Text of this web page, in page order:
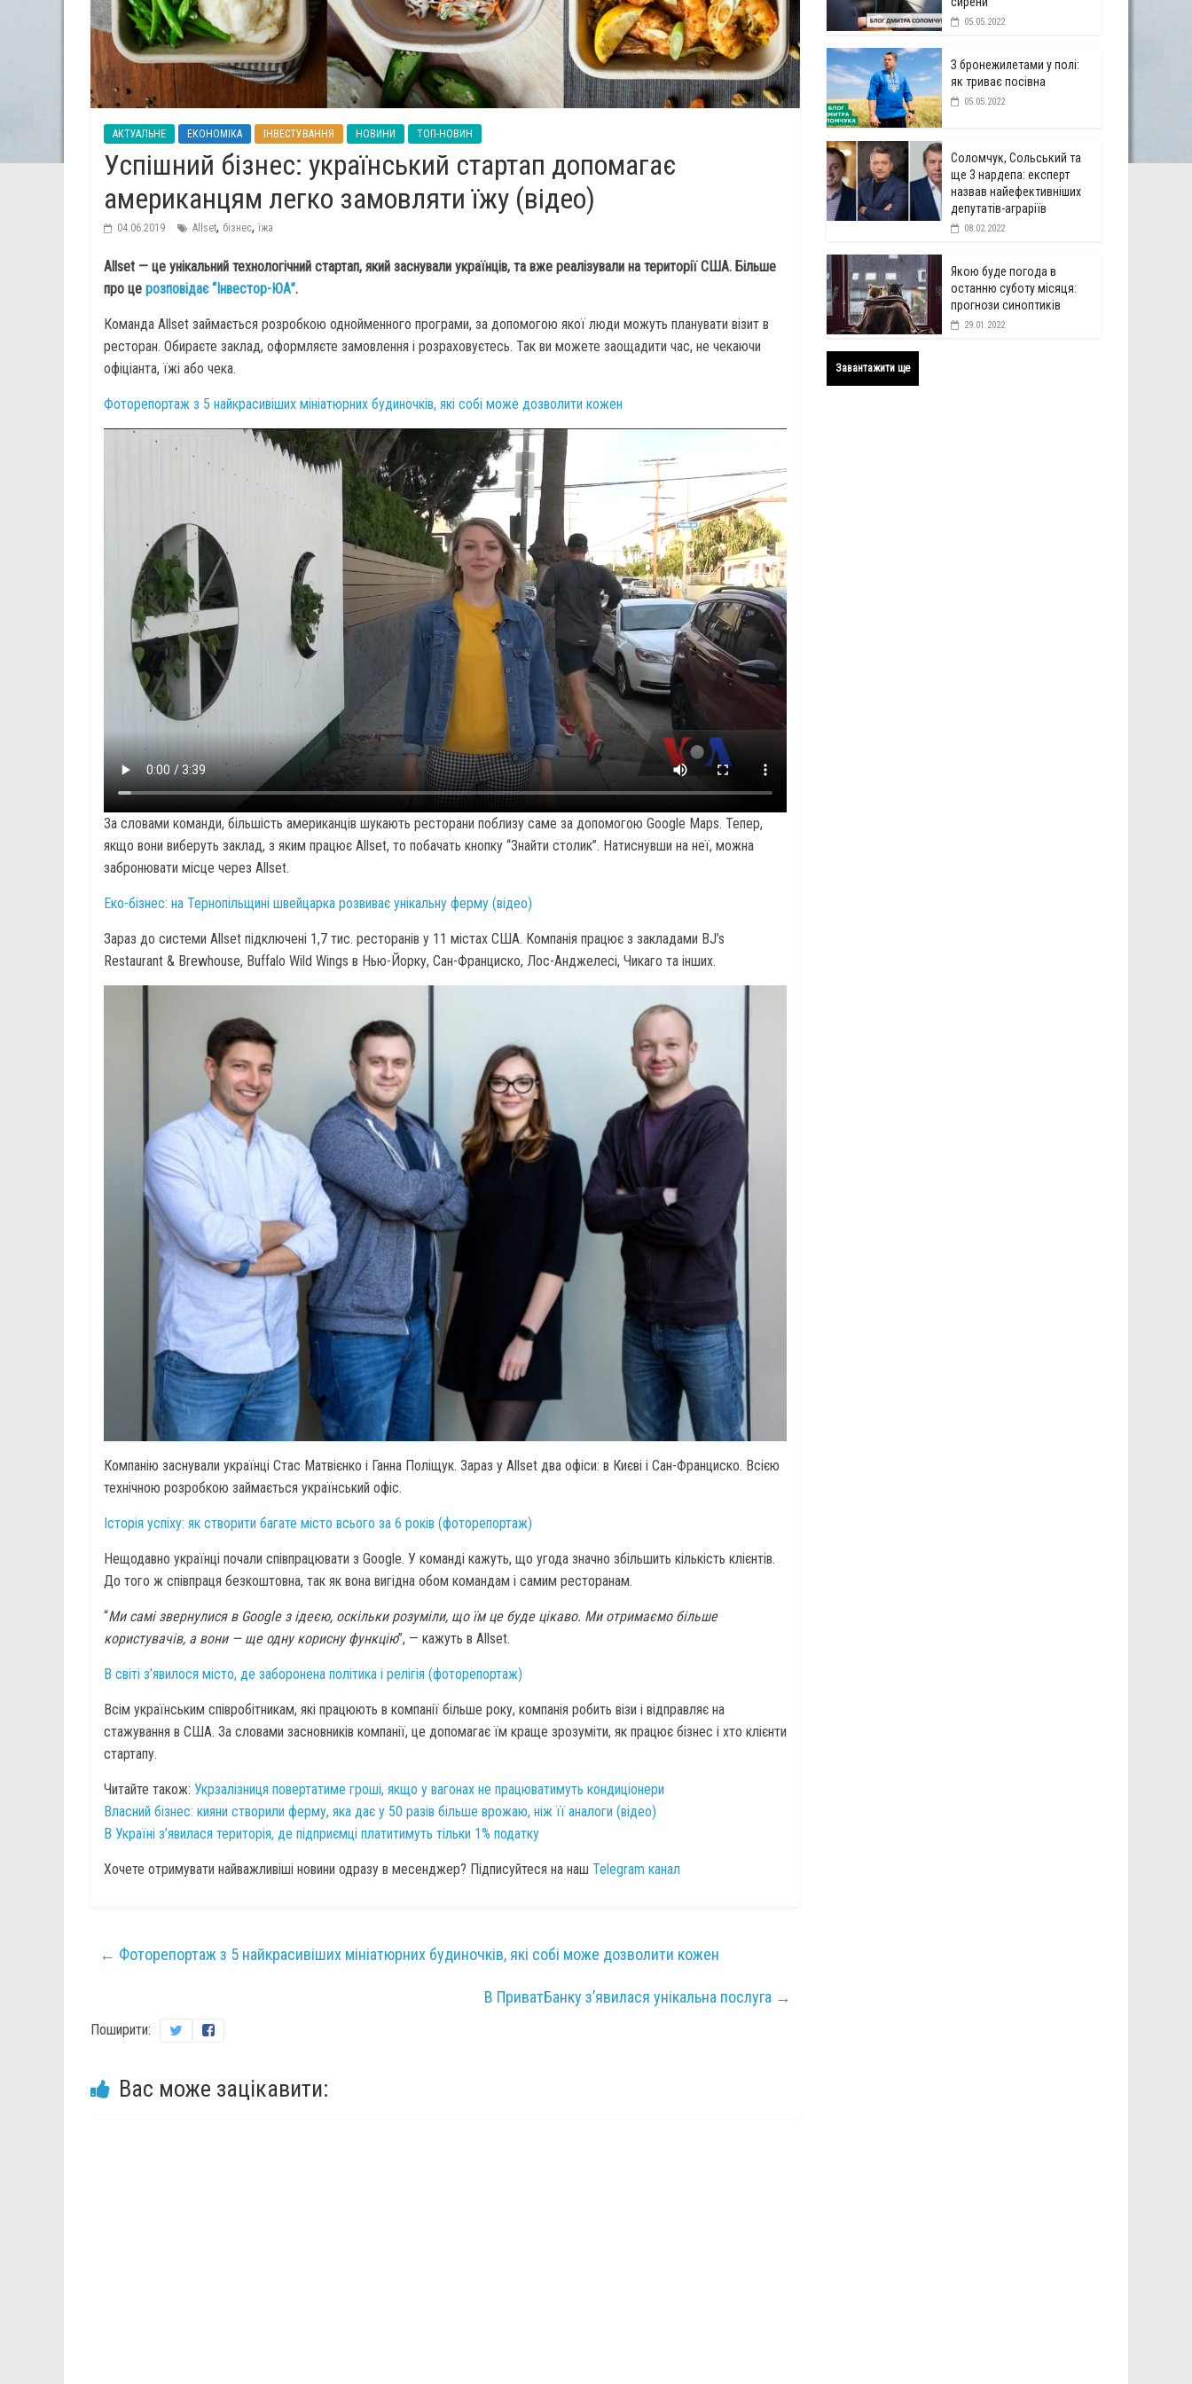
АКТУАЛЬНЕ ЕКОНОМІКА ІНВЕСТУВАННЯ НОВИНИ ТОП-НОВИН
Успішний бізнес: український стартап допомагає
американцям легко замовляти їжу (відео)
04.06.2019 Allset, бізнес,їжа
Allset — це унікальний технологічний стартап, який заснували українців, та вже реалізували на території США. Більше
про це розповідає “Інвестор-ЮА”.
Команда Allset займається розробкою однойменного програми, за допомогою якої люди можуть планувати візит в
ресторан. Обираєте заклад, оформляєте замовлення і розраховуєтесь. Так ви можете заощадити час, не чекаючи
офіціанта, їжі або чека.
Фоторепортаж з 5 найкрасивіших мініатюрних будиночків, які собі може дозволити кожен
За словами команди, більшість американців шукають ресторани поблизу саме за допомогою Google Maps. Тепер,
якщо вони виберуть заклад, з яким працює Allset, то побачать кнопку “Знайти столик”. Натиснувши на неї, можна
забронювати місце через Allset.
Еко-бізнес: на Тернопільщині швейцарка розвиває унікальну ферму (відео)
Зараз до системи Allset підключені 1,7 тис. ресторанів у 11 містах США. Компанія працює з закладами BJ’s
Restaurant & Brewhouse, Buffalo Wild Wings в Нью-Йорку, Сан-Франциско, Лос-Анджелесі, Чикаго та інших.
Компанію заснували українці Стас Матвієнко і Ганна Поліщук. Зараз у Allset два офіси: в Києві і Сан-Франциско. Всією
технічною розробкою займається український офіс.
Історія успіху: як створити багате місто всього за 6 років (фоторепортаж)
Нещодавно українці почали співпрацювати з Google. У команді кажуть, що угода значно збільшить кількість клієнтів.
До того ж співпраця безкоштовна, так як вона вигідна обом командам і самим ресторанам.
“Ми самі звернулися в Google з ідеєю, оскільки розуміли, що їм це буде цікаво. Ми отримаємо більше
користувачів, а вони — ще одну корисну функцію”, — кажуть в Allset.
В світі з’явилося місто, де заборонена політика і релігія (фоторепортаж)
Всім українським співробітникам, які працюють в компанії більше року, компанія робить візи і відправляє на
стажування в США. За словами засновників компанії, це допомагає їм краще зрозуміти, як працює бізнес і хто клієнти
стартапу.
Читайте також: Укрзалізниця повертатиме гроші, якщо у вагонах не працюватимуть кондиціонери
Власний бізнес: кияни створили ферму, яка дає у 50 разів більше врожаю, ніж її аналоги (відео)
В Україні з’явилася територія, де підприємці платитимуть тільки 1% податку
Хочете отримувати найважливіші новини одразу в месенджер? Підписуйтеся на наш Telegram канал
← Фоторепортаж з 5 найкрасивіших мініатюрних будиночків, які собі може дозволити кожен
В ПриватБанку з’явилася унікальна послуга →
Поширити:
Вас може зацікавити:
05.05.2022
З бронежилетами у полі:
як триває посівна
05.05.2022
Соломчук, Сольський та
ще 3 нардепа: експерт
назвав найефективніших
депутатів-аграріїв
08.02.2022
Якою буде погода в
останню суботу місяця:
прогнози синоптиків
29.01.2022
Завантажити ще